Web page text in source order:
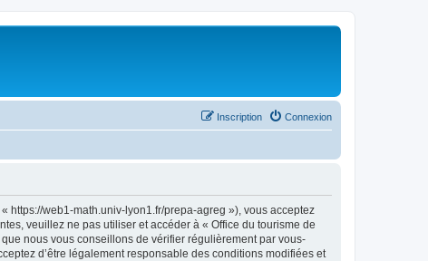
Connexion
Inscription
https://web1-math.univ-lyon1.fr/prepa-agreg »), vous acceptez
veuillez ne pas utiliser et accéder à « Office du tourisme de
nous vous conseillons de vérifier régulièrement par vous-
d’être légalement responsable des conditions modifiées et